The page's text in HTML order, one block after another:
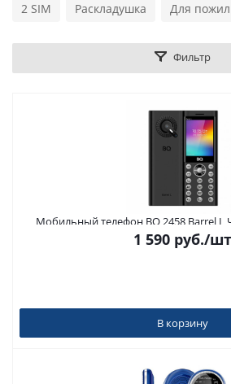
2 SIM Раскладушка Для
Фильтр
Мобильный телефон BQ 2458 Barrel L
1 590 руб./шт
В корзину